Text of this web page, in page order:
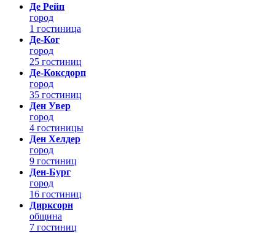
Де Рейп
город
1 гостиница
Де-Ког
город
25 гостиниц
Де-Коксдорп
город
35 гостиниц
Ден Увер
город
4 гостиницы
Ден Хелдер
город
9 гостиниц
Ден-Бург
город
16 гостиниц
Дирксорн
община
7 гостиниц